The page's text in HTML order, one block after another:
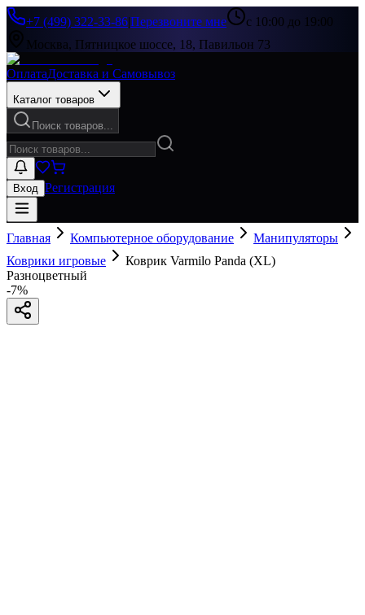
+7 (499) 322-33-86|Перезвоните мне
с 10:00 до 19:00
Москва, Пятницкое шоссе, 18, Павильон 73
ОплатаДоставка и Самовывоз
Каталог товаров
Поиск товаров...
Вход Регистрация
Главная Компьютерное оборудование
Манипуляторы
Коврики игровые
Коврик Varmilo Panda (XL)
Разноцветный
-7%